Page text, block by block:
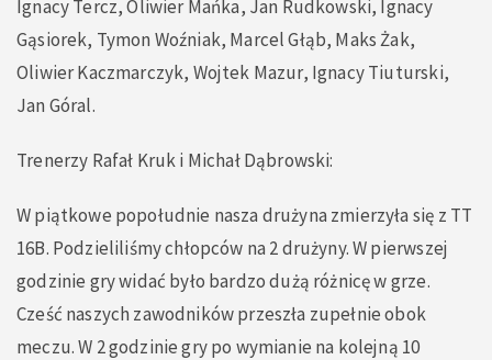
Ignacy Tercz, Oliwier Mańka, Jan Rudkowski, Ignacy
Gąsiorek, Tymon Woźniak, Marcel Głąb, Maks Żak,
Oliwier Kaczmarczyk, Wojtek Mazur, Ignacy Tiuturski,
Jan Góral.
Trenerzy Rafał Kruk i Michał Dąbrowski:
W piątkowe popołudnie nasza drużyna zmierzyła się z TT
16B. Podzieliliśmy chłopców na 2 drużyny. W pierwszej
godzinie gry widać było bardzo dużą różnicę w grze.
Cześć naszych zawodników przeszła zupełnie obok
meczu. W 2 godzinie gry po wymianie na kolejną 10